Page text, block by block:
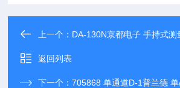
上一个： DA-130N京都电子 手持式测量
返回列表
下一个：705868 单通道D-1普兰德 单/多通道